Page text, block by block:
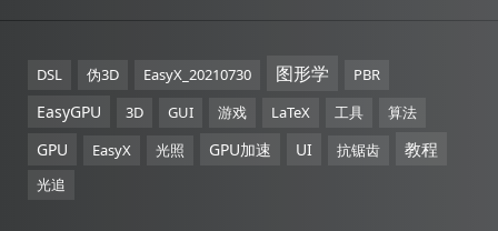
DSL 伪3D EasyX_20210730 图形学 PBR
EasyGPU 3D GUI 游戏 LaTeX 工具 算法
GPU EasyX 光照 GPU加速 UI 抗锯齿 教程
光追